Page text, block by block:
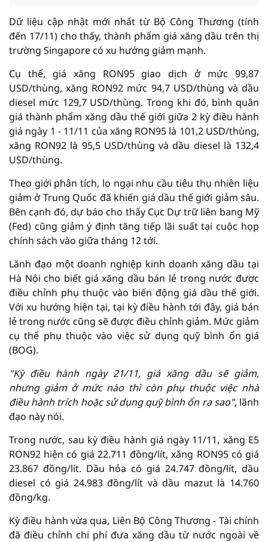
Dữ liệu cập nhật mới nhất từ Bộ Công Thương (tính
đến 17/11) cho thấy, thành phẩm giá xăng dầu trên thị
trường Singapore có xu hướng giảm mạnh.
Cụ thể, giá xăng RON95 giao dịch ở mức 99,87
USD/thùng, xăng RON92 mức 94,7 USD/thùng và dầu
diesel mức 129,7 USD/thùng. Trong khi đó, bình quân
giá thành phẩm xăng dầu thế giới giữa 2 kỳ điều hành
giá ngày 1 - 11/11 của xăng RON95 là 101,2 USD/thùng,
xăng RON92 là 95,5 USD/thùng và dầu diesel là 132,4
USD/thùng.
Theo giới phân tích, lo ngại nhu cầu tiêu thụ nhiên liệu
giảm ở Trung Quốc đã khiến giá dầu thế giới giảm sâu.
Bên cạnh đó, dự báo cho thấy Cục Dự trữ liên bang Mỹ
(Fed) cũng giảm ý định tăng tiếp lãi suất tại cuộc họp
chính sách vào giữa tháng 12 tới.
Lãnh đạo một doanh nghiệp kinh doanh xăng dầu tại
Hà Nội cho biết giá xăng dầu bán lẻ trong nước được
điều chỉnh phụ thuộc vào biến động giá dầu thế giới.
Với xu hướng hiện tại, tại kỳ điều hành tới đây, giá bán
lẻ trong nước cũng sẽ được điều chỉnh giảm. Mức giảm
cụ thể phụ thuộc vào việc sử dụng quỹ bình ổn giá
(BOG).
"Kỳ điều hành ngày 21/11, giá xăng dầu sẽ giảm,
nhưng giảm ở mức nào thì còn phụ thuộc việc nhà
điều hành trích hoặc sử dụng quỹ bình ổn ra sao",lãnh
đạo này nói.
Trong nước, sau kỳ điều hành giá ngày 11/11, xăng E5
RON92 hiện có giá 22.711 đồng/lít, xăng RON95 có giá
23.867 đồng/lít. Dầu hỏa có giá 24.747 đồng/lít, dầu
diesel có giá 24.983 đồng/lít và dầu mazut là 14.760
đồng/kg.
Kỳ điều hành vừa qua, Liên Bộ Công Thương - Tài chính
đã điều chỉnh chi phí đưa xăng dầu từ nước ngoài về